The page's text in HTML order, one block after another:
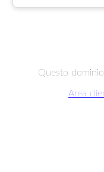
Questo
Area